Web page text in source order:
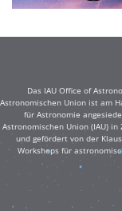
Das IAU Office of
Astronomischen Union ist am
für Astronomie
Astronomischen Union (IAU)
und gefördert von der
Workshops für